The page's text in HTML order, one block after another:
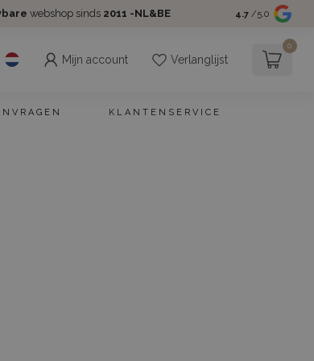
webshop sinds 2011 -NL&BE 4.7 /5.0
Mijn account Verlanglijst
0
KLANTENSERVICE